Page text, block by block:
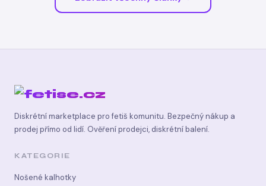
Diskrétní marketplace pro fetiš komunitu. Bezpečný nákup a
prodej přímo od lidí. Ověření prodejci, diskrétní balení.
KATEGORIE
Nošené kalhotky